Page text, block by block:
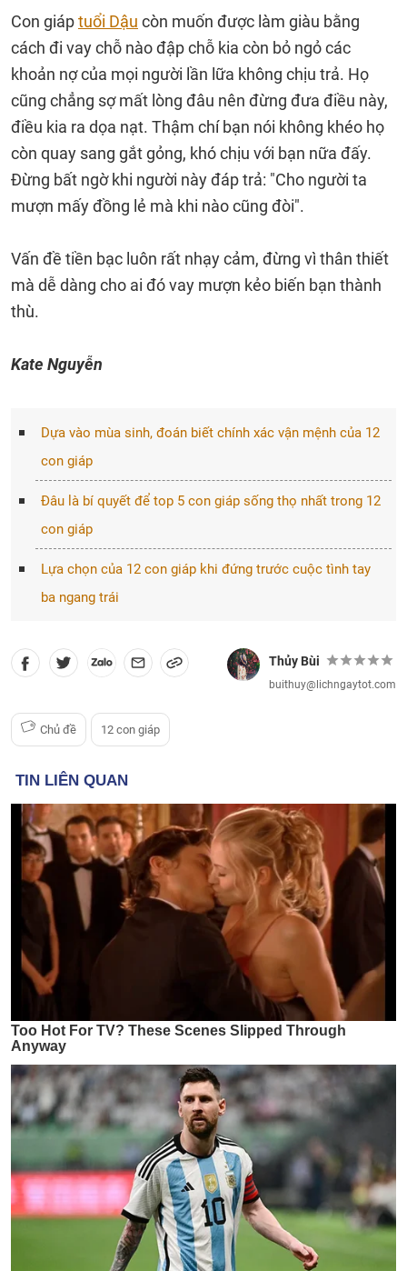
Con giáptuổi Dậu còn muốn được làm giàu bằng
cách đi vay chỗ nào đập chỗ kia còn bỏ ngỏ các
khoản nợ của mọi người lần lữa không chịu trả. Họ
cũng chẳng sợ mất lòng đâu nên đừng đưa điều này,
điều kia ra dọa nạt. Thậm chí bạn nói không khéo họ
còn quay sang gắt gỏng, khó chịu với bạn nữa đấy.
Đừng bất ngờ khi người này đáp trả: "Cho người ta
mượn mấy đồng lẻ mà khi nào cũng đòi".
Vấn đề tiền bạc luôn rất nhạy cảm, đừng vì thân thiết
mà dễ dàng cho ai đó vay mượn kẻo biến bạn thành
thù.
Kate Nguyễn
Dựa vào mùa sinh, đoán biết chính xác vận mệnh của 12
con giáp
Đâu là bí quyết để top 5 con giáp sống thọ nhất trong 12
con giáp
Lựa chọn của 12 con giáp khi đứng trước cuộc tình tay
ba ngang trái
Thủy Bùi
buithuy@lichngaytot.com
Chủ đề 12 con giáp